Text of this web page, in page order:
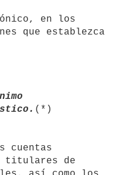
que establezca
(*)
titulares de